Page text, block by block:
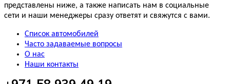
представлены ниже, а также написать нам в социальные
сети и наши менеджеры сразу ответят и свяжутся с вами.
Список автомобилей
Часто задаваемые вопросы
О нас
Наши контакты